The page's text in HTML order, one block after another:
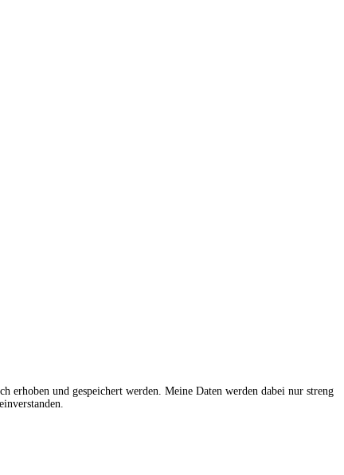
erhoben und gespeichert werden. Meine Daten werden dabei nur streng